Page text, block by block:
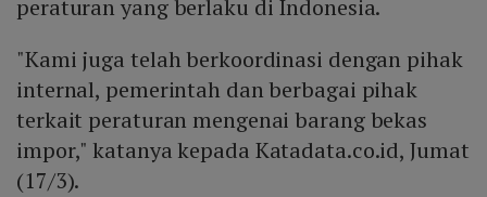
peraturan yang berlaku di Indonesia.
"Kami juga telah berkoordinasi dengan pihak
internal, pemerintah dan berbagai pihak
terkait peraturan mengenai barang bekas
impor," katanya kepada Katadata.co.id, Jumat
(17/3).